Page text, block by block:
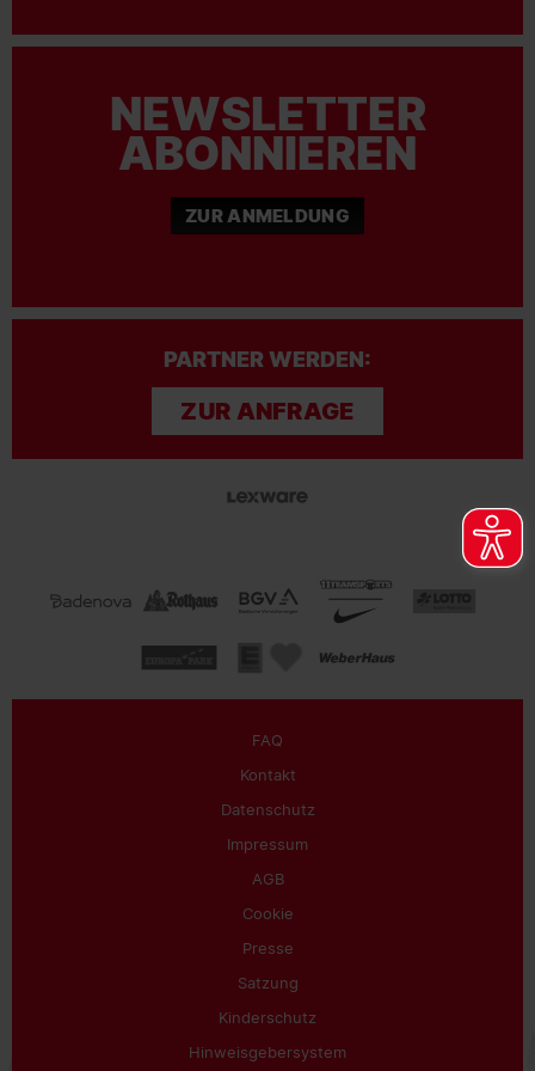
NEWSLETTER
ABONNIEREN
ZUR ANMELDUNG
PARTNER WERDEN:
ZUR ANFRAGE
FAQ
Kontakt
Datenschutz
Impressum
AGB
Cookie
Presse
Satzung
Kinderschutz
Hinweisgebersystem